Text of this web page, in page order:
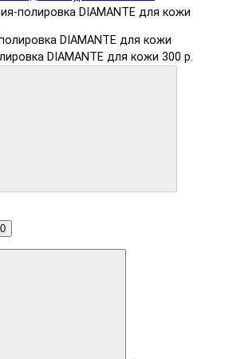
полировка DIAMANTE для кожи
DIAMANTE для кожи 300 р.
0